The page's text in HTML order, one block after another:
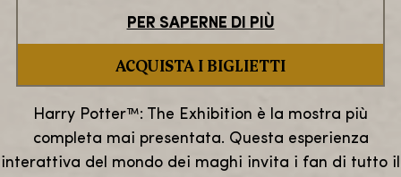
PER SAPERNE DI PIÙ
ACQUISTA I BIGLIETTI
Harry Potter™: The Exhibition è la mostra più
completa mai presentata. Questa esperienza
interattiva del mondo dei maghi invita i fan di tutto il